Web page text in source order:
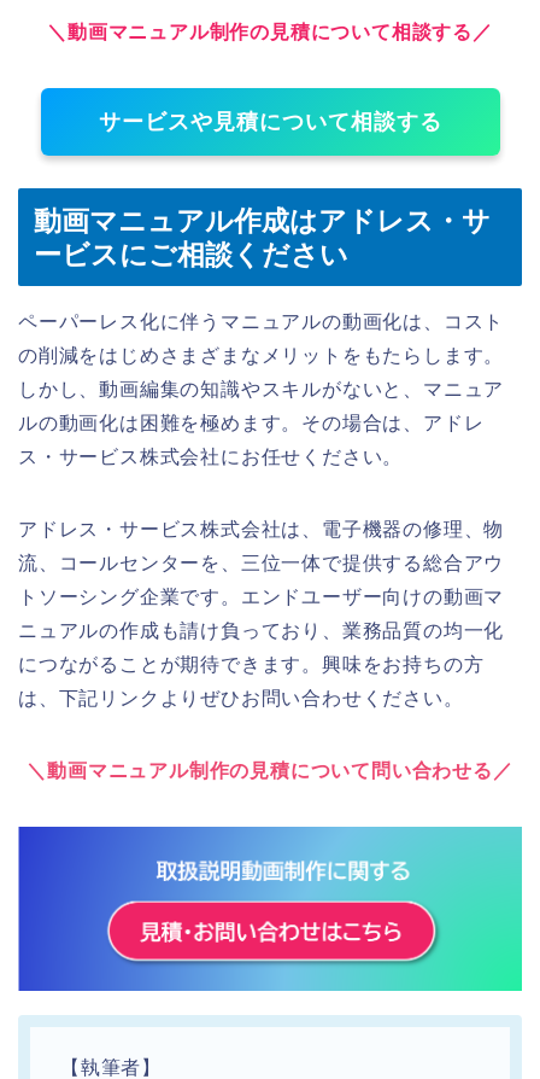
＼動画マニュアル制作の見積について相談する／
サービスや見積について相談する
動画マニュアル作成はアドレス・サ
ービスにご相談ください
ペーパーレス化に伴うマニュアルの動画化は、コスト
の削減をはじめさまざまなメリットをもたらします。
しかし、動画編集の知識やスキルがないと、マニュア
ルの動画化は困難を極めます。その場合は、アドレ
ス・サービス株式会社にお任せください。
アドレス・サービス株式会社は、電子機器の修理、物
流、コールセンターを、三位一体で提供する総合アウ
トソーシング企業です。エンドユーザー向けの動画マ
ニュアルの作成も請け負っており、業務品質の均一化
につながることが期待できます。興味をお持ちの方
は、下記リンクよりぜひお問い合わせください。
＼動画マニュアル制作の見積について問い合わせる ／
【執筆者】